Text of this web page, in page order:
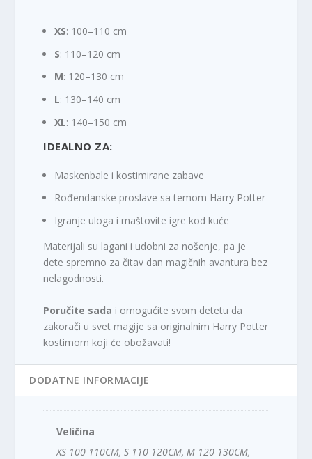
XS: 100–110 cm
S: 110–120 cm
M: 120–130 cm
L: 130–140 cm
XL: 140–150 cm
IDEALNO ZA:
Maskenbale i kostimirane zabave
Rođendanske proslave sa temom Harry Potter
Igranje uloga i maštovite igre kod kuće
Materijali su lagani i udobni za nošenje, pa je
dete spremno za čitav dan magičnih avantura bez
nelagodnosti.
Poručite sada i omogućite svom detetu da
zakorači u svet magije sa originalnim Harry Potter
kostimom koji će obožavati!
DODATNE INFORMACIJE
Veličina
XS 100-110CM, S 110-120CM, M 120-130CM,